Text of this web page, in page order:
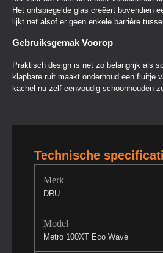
Het ontspiegelde glas creëert bovendien
lijkt net alsof er geen enkele barrière
Gebruiksgemak Voorop
Praktisch design is net zo belangrijk als
klapbare ruit maakt onderhoud een fluitje
kachel nu zelf eenvoudig schoonhouden
Technische
Merk
DRU
Model
Metro 100XT Eco Wave